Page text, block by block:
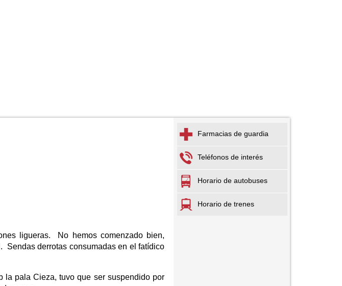
ligueras. No hemos comenzado bien,
Sendas derrotas consumadas en el fatídico
la pala Cieza, tuvo que ser suspendido por
Farmacias de guardia
Teléfonos de interés
Horario de autobuses
Horario de trenes